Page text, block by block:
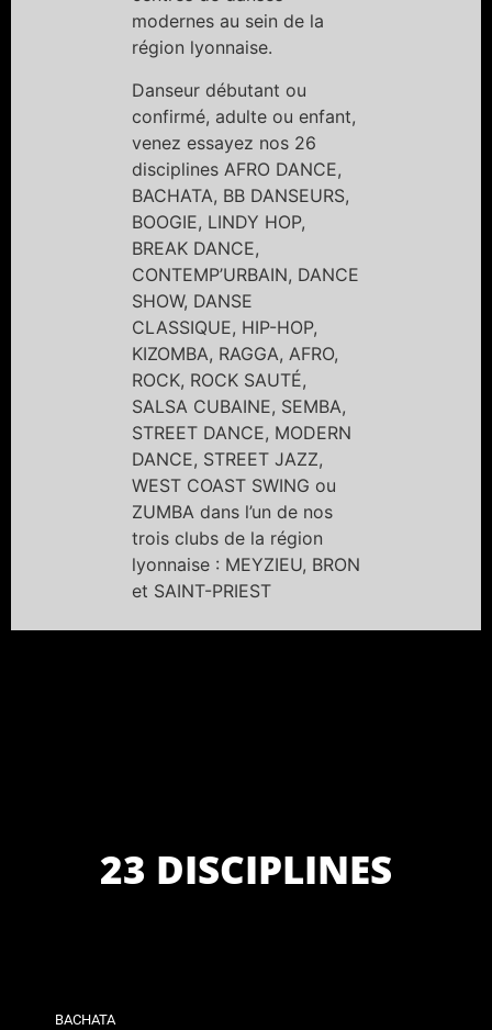
modernes au sein de la
région lyonnaise.
Danseur débutant ou
confirmé, adulte ou enfant,
venez essayez nos 26
disciplines AFRO DANCE,
BACHATA, BB DANSEURS,
BOOGIE, LINDY HOP,
BREAK DANCE,
CONTEMP’URBAIN, DANCE
SHOW, DANSE
CLASSIQUE, HIP-HOP,
KIZOMBA, RAGGA, AFRO,
ROCK, ROCK SAUTÉ,
SALSA CUBAINE, SEMBA,
STREET DANCE, MODERN
DANCE, STREET JAZZ,
WEST COAST SWING ou
ZUMBA dans l’un de nos
trois clubs de la région
lyonnaise : MEYZIEU, BRON
et SAINT-PRIEST
23 DISCIPLINES
BACHATA